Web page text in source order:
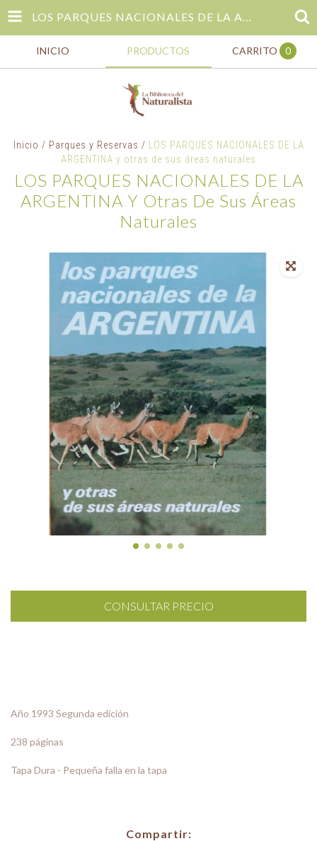
LOS PARQUES NACIONALES DE LA ARGENTINA Y OTRAS DE SUS ÁREAS NATURALES
INICIO PRODUCTOS CARRITO 0
Inicio / Parques y Reservas /
LOS PARQUES NACIONALES DE LA
ARGENTINA y otras de sus áreas naturales
LOS PARQUES NACIONALES DE LA
ARGENTINA Y Otras De Sus Áreas
Naturales
Año 1993 Segunda edición
238 páginas
Tapa Dura - Pequeña falla en la tapa
Compartir: